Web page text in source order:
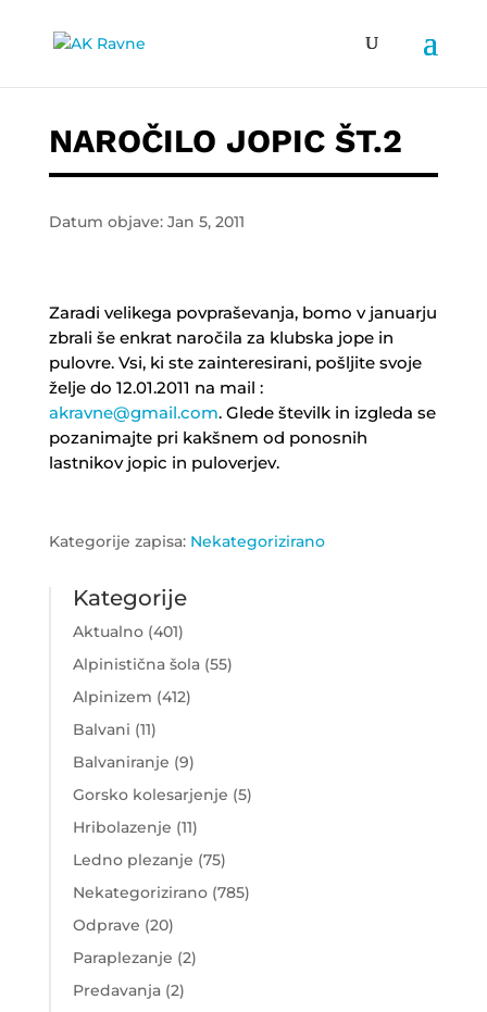
NAROČILO JOPIC ŠT.2
Datum objave: Jan 5, 2011
Zaradi velikega povpraševanja, bomo v januarju
zbrali še enkrat naročila za klubska jope in
pulovre. Vsi, ki ste zainteresirani, pošljite svoje
želje do 12.01.2011 na mail :
akravne@gmail.com. Glede številk in izgleda se
pozanimajte pri kakšnem od ponosnih
lastnikov jopic in puloverjev.
Kategorije zapisa: Nekategorizirano
Kategorije
Aktualno(401)
Alpinistična šola(55)
Alpinizem (412)
Balvani (11)
Balvaniranje (9)
Gorsko kolesarjenje (5)
Hribolazenje (11)
Ledno plezanje (75)
Nekategorizirano(785)
Odprave (20)
Paraplezanje (2)
Predavanja(2)